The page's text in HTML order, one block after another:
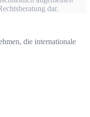
dar.
die internationale